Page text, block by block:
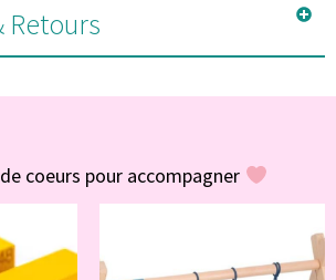
Retours
coeurs pour accompagner